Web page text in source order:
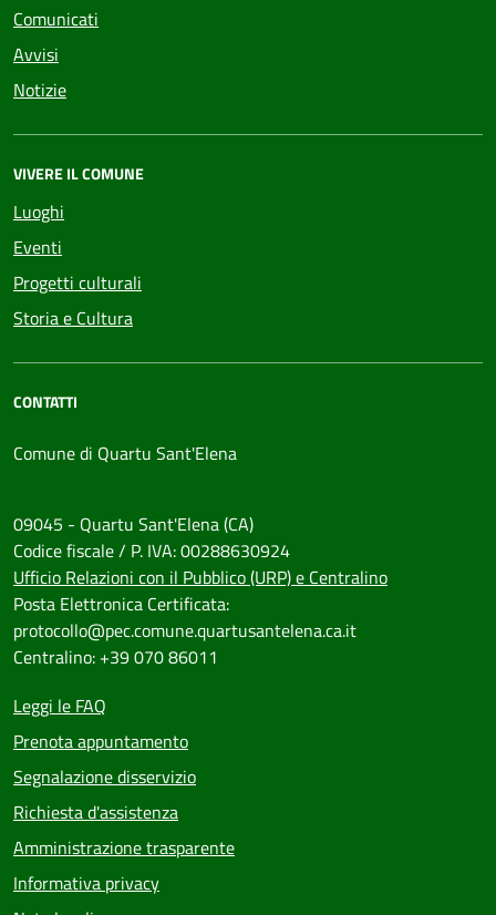
Comunicati
Avvisi
Notizie
VIVERE IL COMUNE
Luoghi
Eventi
Progetti culturali
Storia e Cultura
CONTATTI
Comune di Quartu Sant'Elena
09045 - Quartu Sant'Elena (CA)
Codice fiscale / P. IVA: 00288630924
Ufficio Relazioni con il Pubblico (URP) e Centralino
Posta Elettronica Certificata:
protocollo@pec.comune.quartusantelena.ca.it
Centralino: +39 070 86011
Leggi le FAQ
Prenota appuntamento
Segnalazione disservizio
Richiesta d'assistenza
Amministrazione trasparente
Informativa privacy